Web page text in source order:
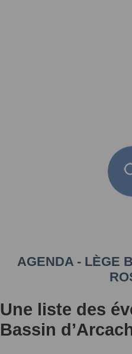
AGENDA - LÈGE
Une liste des
Bassin